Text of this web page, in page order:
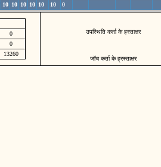
10 10 10 10 10 10 0
0
0
13260
उपस्थिति कर्ता के हस्ताक्षर
जॉच कर्ता के ह्रस्ताक्षर